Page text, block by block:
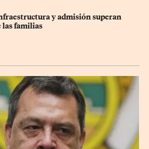
y admisión superan
las familias